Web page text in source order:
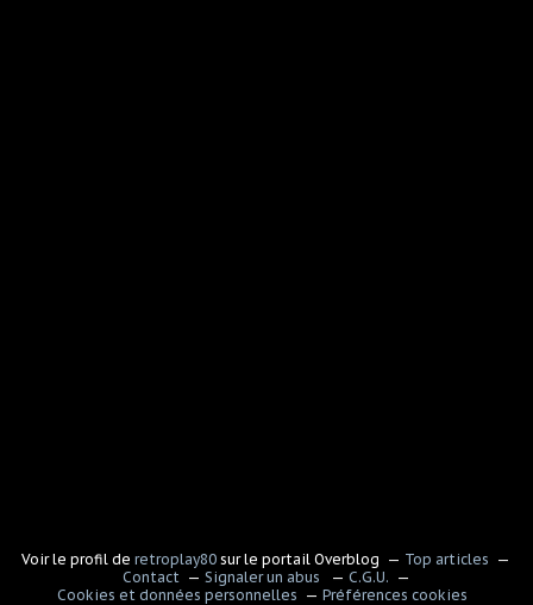
Voir le profil deretroplay80 sur le portail Overblog
Top articles
Contact
Signaler un abus
C.G.U.
Cookies et données personnelles
Préférences cookies